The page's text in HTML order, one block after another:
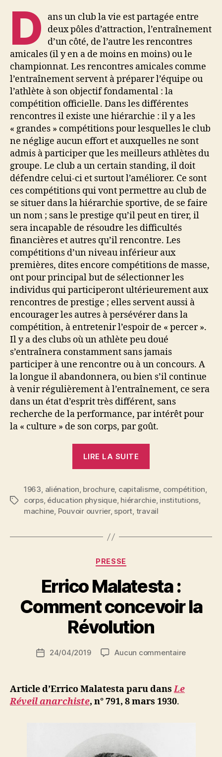
D
ans un club la vie est partagée entre
deux pôles d’attraction, l’entraînement
d’un côté, de l’autre les rencontres
amicales (il y en a de moins en moins) ou le
championnat. Les rencontres amicales comme
l’entraînement servent à préparer l’équipe ou
l’athlète à son objectif fondamental : la
compétition officielle. Dans les différentes
rencontres il existe une hiérarchie : il y a les
« grandes » compétitions pour lesquelles le club
ne néglige aucun effort et auxquelles ne sont
admis à participer que les meilleurs athlètes du
groupe. Le club a un certain standing, il doit
défendre celui-ci et surtout l’améliorer. Ce sont
ces compétitions qui vont permettre au club de
se situer dans la hiérarchie sportive, de se faire
un nom ; sans le prestige qu’il peut en tirer, il
sera incapable de résoudre les difficultés
financières et autres qu’il rencontre. Les
compétitions d’un niveau inférieur aux
premières, dites encore compétitions de masse,
ont pour principal but de sélectionner les
individus qui participeront ultérieurement aux
rencontres de prestige ; elles servent aussi à
encourager les autres à persévérer dans la
compétition, à entretenir l’espoir de « percer ».
Il y a des clubs où un athlète peu doué
s’entraînera constamment sans jamais
participer à une rencontre ou à un concours. A
la longue il abandonnera, ou bien s’il continue
à venir régulièrement à l’entraînement, ce sera
dans un état d’esprit très différent, sans
recherche de la performance, par intérêt pour
la « culture » de son corps, par goût.
LIRE LA SUITE
Étiquettes
1963, aliénation, brochure, capitalisme, compétition,
corps, éducation physique, hiérarchie, institutions,
machine, Pouvoir ouvrier, sport, travail
Catégories
PRESSE
Errico Malatesta :
Comment concevoir la
Révolution
de
a
r
S
N
ji
b
Date24/04/2019 Aucun commentairesur
Article d’Errico Malatesta paru dansLe
Réveil anarchiste, n° 791, 8 mars 1930.